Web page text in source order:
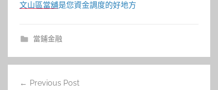
文山區當舖是您資金調度的好地方
當鋪金融
Previous Post